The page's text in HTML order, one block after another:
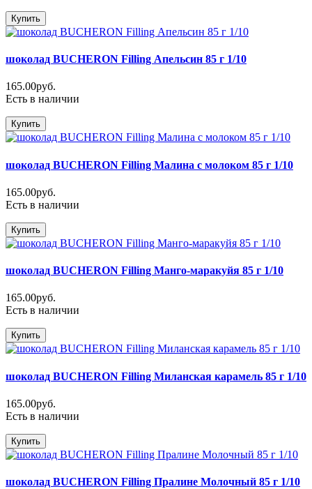
Купить
шоколад BUCHERON Filling Апельсин 85 г 1/10
165.00руб.
Есть в наличии
Купить
шоколад BUCHERON Filling Малина с молоком 85 г 1/10
165.00руб.
Есть в наличии
Купить
шоколад BUCHERON Filling Манго-маракуйя 85 г 1/10
165.00руб.
Есть в наличии
Купить
шоколад BUCHERON Filling Миланская карамель 85 г 1/10
165.00руб.
Есть в наличии
Купить
шоколад BUCHERON Filling Пралине Молочный 85 г 1/10